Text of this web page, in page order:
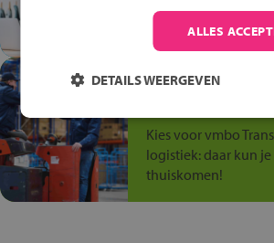
op de winkelvloer,
anders is!
Jouw talent in
Kies voor vmbo
logistiek: daar kun je
thuiskomen!
ALLES
DETAILS WEERGEVEN